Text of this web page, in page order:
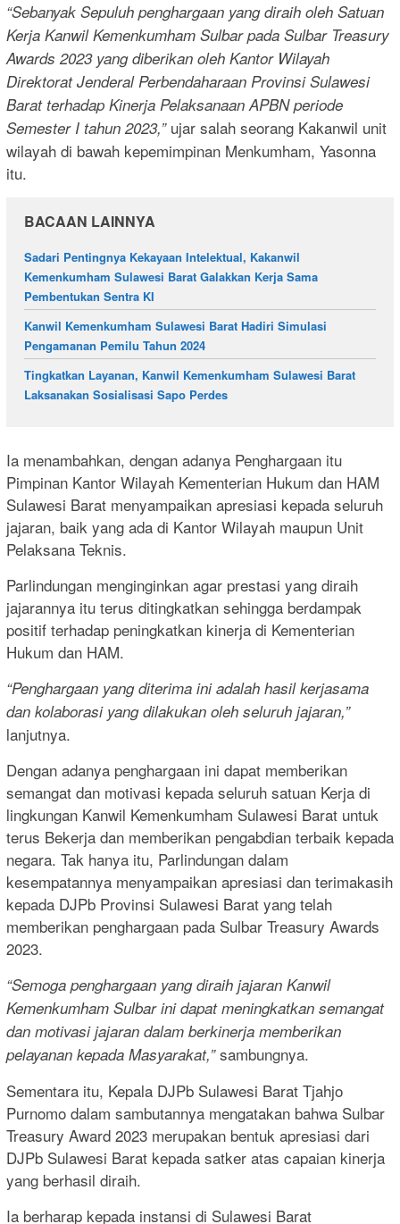
“Sebanyak Sepuluh penghargaan yang diraih oleh Satuan
Kerja Kanwil Kemenkumham Sulbar pada Sulbar Treasury
Awards 2023 yang diberikan oleh Kantor Wilayah
Direktorat Jenderal Perbendaharaan Provinsi Sulawesi
Barat terhadap Kinerja Pelaksanaan APBN periode
Semester I tahun 2023,”ujar salah seorang Kakanwil unit
wilayah di bawah kepemimpinan Menkumham, Yasonna
itu.
BACAAN LAINNYA
Sadari Pentingnya Kekayaan Intelektual, Kakanwil
Kemenkumham Sulawesi Barat Galakkan Kerja Sama
Pembentukan Sentra KI
Kanwil Kemenkumham Sulawesi Barat Hadiri Simulasi
Pengamanan Pemilu Tahun 2024
Tingkatkan Layanan, Kanwil Kemenkumham Sulawesi Barat
Laksanakan Sosialisasi Sapo Perdes
Ia menambahkan, dengan adanya Penghargaan itu
Pimpinan Kantor Wilayah Kementerian Hukum dan HAM
Sulawesi Barat menyampaikan apresiasi kepada seluruh
jajaran, baik yang ada di Kantor Wilayah maupun Unit
Pelaksana Teknis.
Parlindungan menginginkan agar prestasi yang diraih
jajarannya itu terus ditingkatkan sehingga berdampak
positif terhadap peningkatkan kinerja di Kementerian
Hukum dan HAM.
“Penghargaan yang diterima ini adalah hasil kerjasama
dan kolaborasi yang dilakukan oleh seluruh jajaran,”
lanjutnya.
Dengan adanya penghargaan ini dapat memberikan
semangat dan motivasi kepada seluruh satuan Kerja di
lingkungan Kanwil Kemenkumham Sulawesi Barat untuk
terus Bekerja dan memberikan pengabdian terbaik kepada
negara. Tak hanya itu, Parlindungan dalam
kesempatannya menyampaikan apresiasi dan terimakasih
kepada DJPb Provinsi Sulawesi Barat yang telah
memberikan penghargaan pada Sulbar Treasury Awards
2023.
“Semoga penghargaan yang diraih jajaran Kanwil
Kemenkumham Sulbar ini dapat meningkatkan semangat
dan motivasi jajaran dalam berkinerja memberikan
pelayanan kepada Masyarakat,”sambungnya.
Sementara itu, Kepala DJPb Sulawesi Barat Tjahjo
Purnomo dalam sambutannya mengatakan bahwa Sulbar
Treasury Award 2023 merupakan bentuk apresiasi dari
DJPb Sulawesi Barat kepada satker atas capaian kinerja
yang berhasil diraih.
Ia berharap kepada instansi di Sulawesi Barat